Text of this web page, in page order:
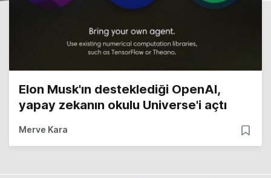
Elon Musk'ın desteklediği OpenAI,
yapay zekanın okulu Universe'i açtı
Merve Kara